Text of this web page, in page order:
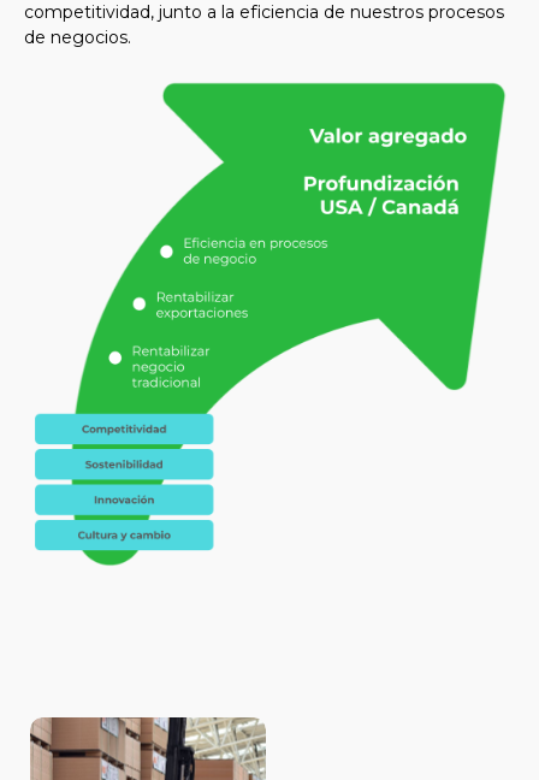
competitividad, junto a la eficiencia de nuestros procesos
de negocios.